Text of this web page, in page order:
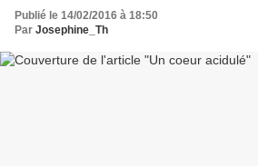
Publié le 14/02/2016 à 18:50
Par Josephine_Th